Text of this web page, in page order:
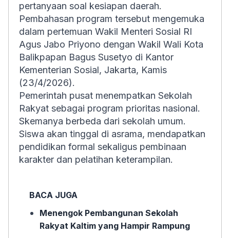
pertanyaan soal kesiapan daerah.
Pembahasan program tersebut mengemuka
dalam pertemuan Wakil Menteri Sosial RI
Agus Jabo Priyono dengan Wakil Wali Kota
Balikpapan Bagus Susetyo di Kantor
Kementerian Sosial, Jakarta, Kamis
(23/4/2026).
Pemerintah pusat menempatkan Sekolah
Rakyat sebagai program prioritas nasional.
Skemanya berbeda dari sekolah umum.
Siswa akan tinggal di asrama, mendapatkan
pendidikan formal sekaligus pembinaan
karakter dan pelatihan keterampilan.
BACA JUGA
Menengok Pembangunan Sekolah
Rakyat Kaltim yang Hampir Rampung